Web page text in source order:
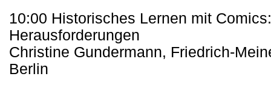
10:00 Historisches Lernen mit
Herausforderungen
Christine Gundermann, Friedrich-
Berlin